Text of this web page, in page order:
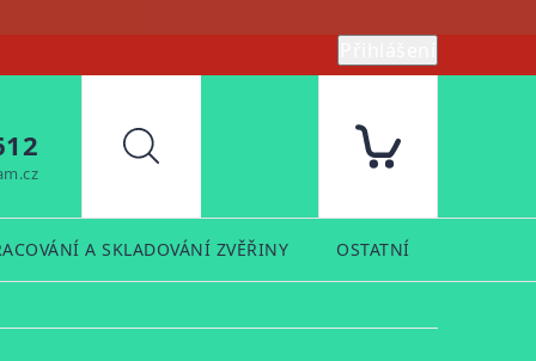
Hledat
A SKLADOVÁNÍ ZVĚŘINY OSTATNÍ